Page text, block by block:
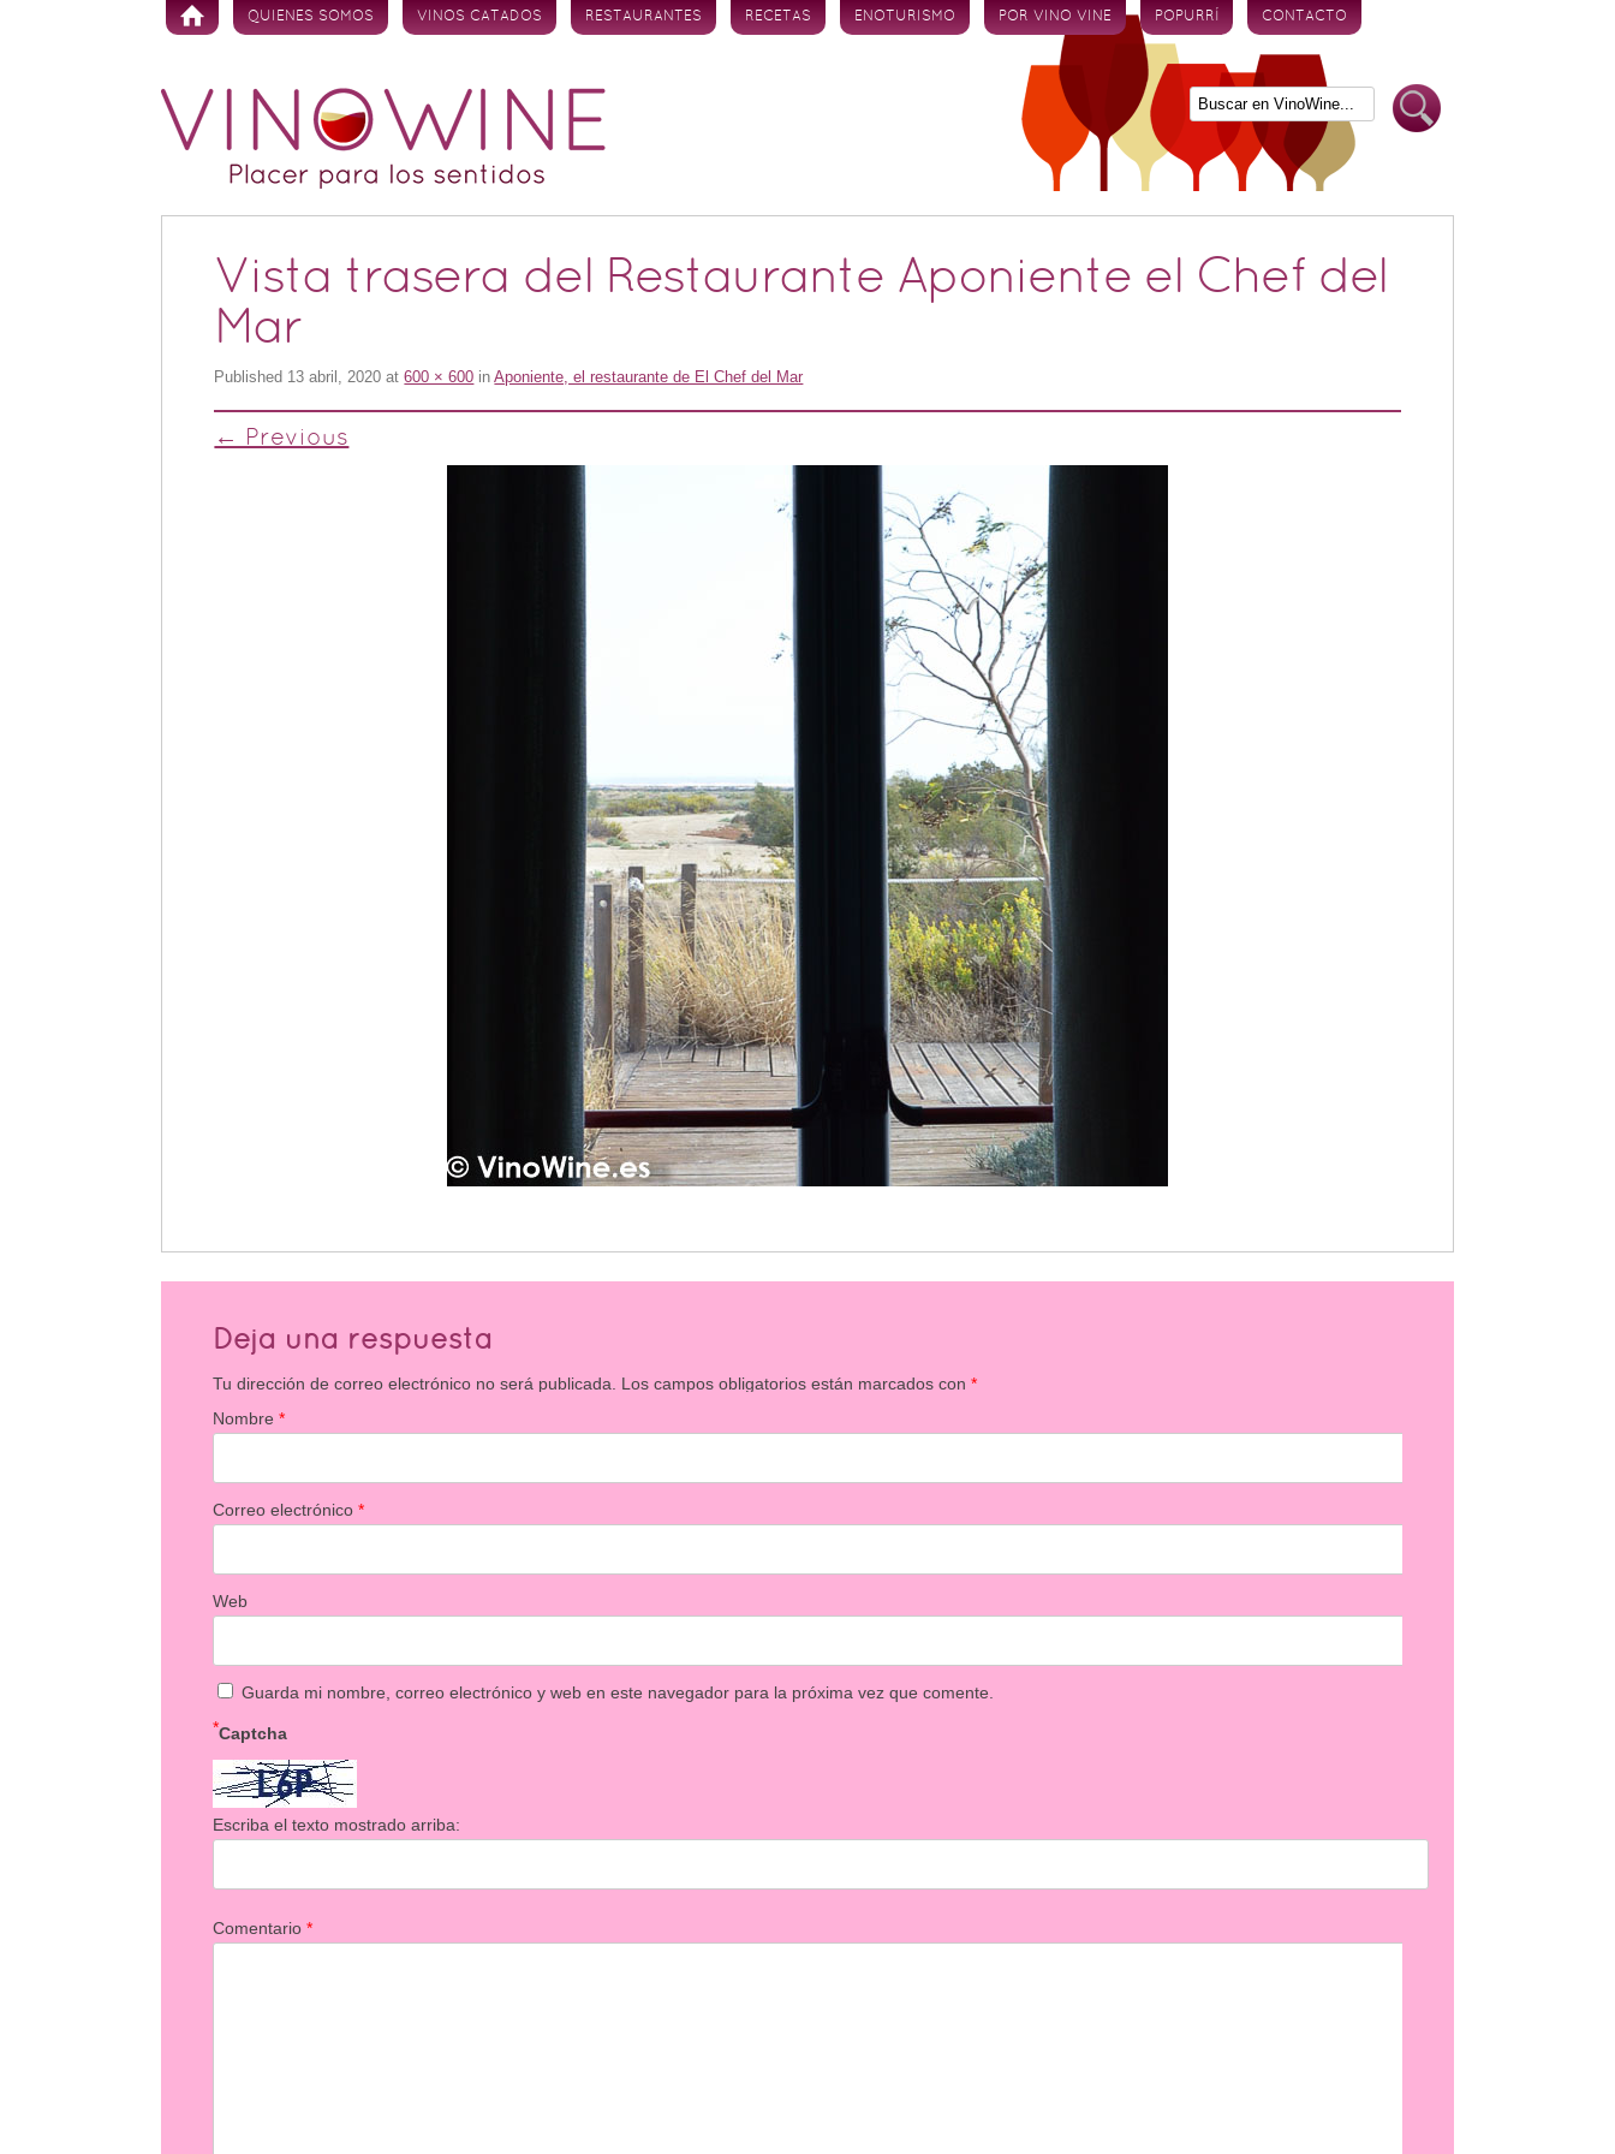
Skip to content
QUIENES SOMOS VINOS CATADOS RESTAURANTES RECETAS ENOTURISMO POR VINO VINE POPURRÍ CONTACTO
Vista trasera del Restaurante Aponiente el Chef del
Mar
Published 13 abril, 2020 at600 × 600 inAponiente, el restaurante de El Chef del Mar
← Previous
Deja una respuesta
Tu dirección de correo electrónico no será publicada. Los campos obligatorios están marcados con*
Nombre*
Correo electrónico*
Web
Guarda mi nombre, correo electrónico y web en este navegador para la próxima vez que comente.
Captcha
*
Escriba el texto mostrado arriba:
Comentario*